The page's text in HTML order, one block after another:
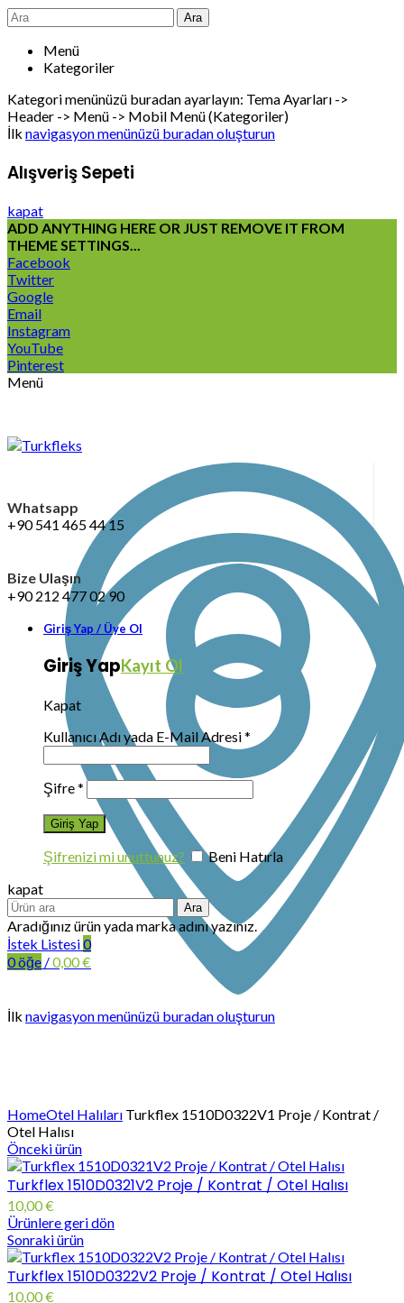
Ara
Menü
Kategoriler
Kategori menünüzü buradan ayarlayın: Tema Ayarları ->
Header -> Menü -> Mobil Menü (Kategoriler)
İlk navigasyon menünüzü buradan oluşturun
Alışveriş Sepeti
kapat
ADD ANYTHING HERE OR JUST REMOVE IT FROM
THEME SETTINGS...
Facebook
Twitter
Google
Email
Instagram
YouTube
Pinterest
Menü
Whatsapp
+90 541 465 44 15
Bize Ulaşın
+90 212 477 02 90
Giriş Yap / Üye Ol
Giriş YapKayıt Ol
Kapat
Kullanıcı Adı yada E-Mail Adresi*
Şifre*
Şifrenizi mi unuttunuz?
Beni Hatırla
kapat
Ara
Aradığınız ürün yada marka adını yazınız.
İstek Listesi0
0öğe /0,00€
İlk navigasyon menünüzü buradan oluşturun
HomeOtel Halıları Turkflex 1510D0322V1 Proje / Kontrat /
Otel Halısı
Önceki ürün
Turkflex 1510D0321V2 Proje / Kontrat / Otel Halısı
10,00€
Ürünlere geri dön
Sonraki ürün
Turkflex 1510D0322V2 Proje / Kontrat / Otel Halısı
10,00€